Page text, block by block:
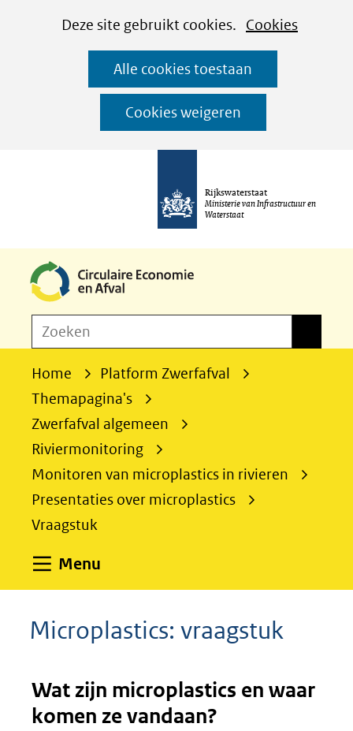
CookiesDeze site gebruikt cookies. Cookies
worden
toegestaan
geweigerd.
Alle cookies toestaan
Cookies weigeren
Ga
naar
de
inhoud
Rijkswaterstaat
Ministerie van Infrastructuur en
Waterstaat
o
Zoeken
Home
Platform Zwerfafval
Themapagina's
Zwerfafval algemeen
Riviermonitoring
Monitoren van microplastics in rivieren
Presentaties over microplastics
Vraagstuk
Menu
Microplastics: vraagstuk
Wat zijn microplastics en waar
komen ze vandaan?